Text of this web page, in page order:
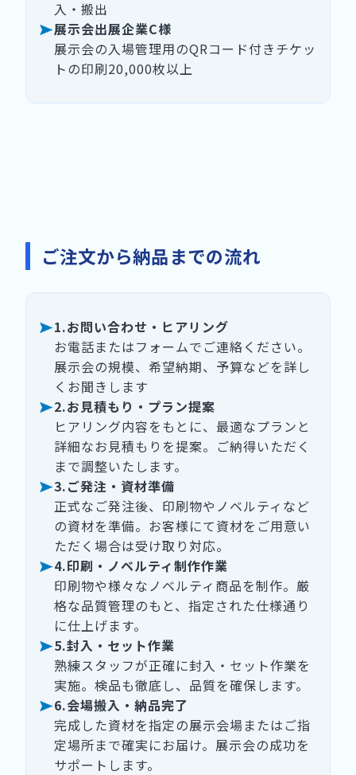
入・搬出
展示会出展企業C様
展示会の入場管理用のQRコード付きチケッ
トの印刷20,000枚以上
ご注文から納品までの流れ
1.お問い合わせ・ヒアリング
お電話またはフォームでご連絡ください。
展示会の規模、希望納期、予算などを詳し
くお聞きします
2.お見積もり・プラン提案
ヒアリング内容をもとに、最適なプランと
詳細なお見積もりを提案。ご納得いただく
まで調整いたします。
3.ご発注・資材準備
正式なご発注後、印刷物やノベルティなど
の資材を準備。お客様にて資材をご用意い
ただく場合は受け取り対応。
4.印刷・ノベルティ制作作業
印刷物や様々なノベルティ商品を制作。厳
格な品質管理のもと、指定された仕様通り
に仕上げます。
5.封入・セット作業
熟練スタッフが正確に封入・セット作業を
実施。検品も徹底し、品質を確保します。
6.会場搬入・納品完了
完成した資材を指定の展示会場またはご指
定場所まで確実にお届け。展示会の成功を
サポートします。